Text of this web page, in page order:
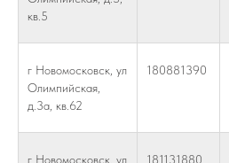
кв.5
г Новомосковск, ул
Олимпийская,
д.3а, кв.62
180881390
г Новомосковск, ул
181131880